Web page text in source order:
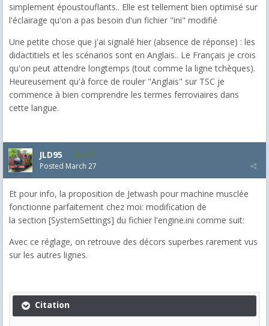
simplement époustouflants.. Elle est tellement bien optimisé sur
l'éclairage qu'on a pas besoin d'un fichier "ini" modifié
Une petite chose que j'ai signalé hier (absence de réponse) : les
didactitiels et les scénarios sont en Anglais.. Le Français je crois
qu'on peut attendre longtemps (tout comme la ligne tchèques).
Heureusement qu'à force de rouler "Anglais" sur TSC je
commence à bien comprendre les termes ferroviaires dans
cette langue.
JLD95 479
Posted March 27
Et pour info, la proposition de Jetwash pour machine musclée
fonctionne parfaitement chez moi: modification de
la section [SystemSettings] du fichier l'engine.ini comme suit:
Avec ce réglage, on retrouve des décors superbes rarement vus
sur les autres lignes.
Citation